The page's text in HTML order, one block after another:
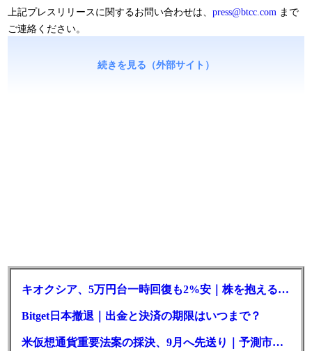
上記プレスリリースに関するお問い合わせは、 press@btcc.com まで
ご連絡ください。
続きを見る（外部サイト）
キオクシア、5万円台一時回復も2%安｜株を抱える東芝は純利益30倍
Bitget日本撤退｜出金と決済の期限はいつまで？
米仮想通貨重要法案の採決、9月へ先送り｜予測市場の成立確率は14%に